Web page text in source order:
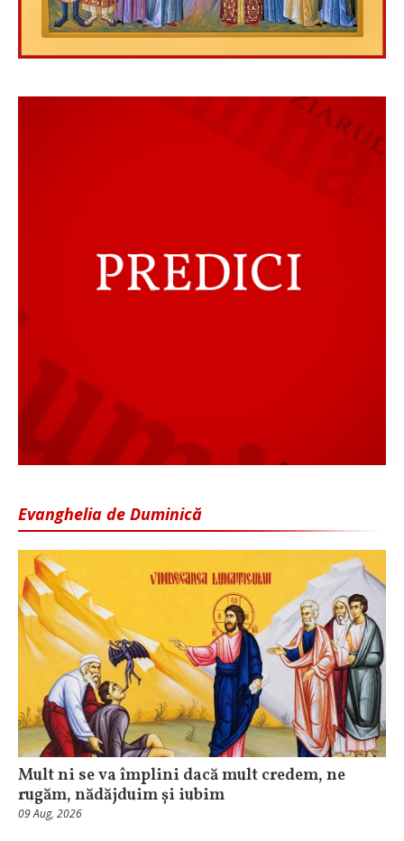
Evanghelia de Duminică
Mult ni se va împlini dacă mult credem, ne
rugăm, nădăjduim și iubim
09 Aug, 2026